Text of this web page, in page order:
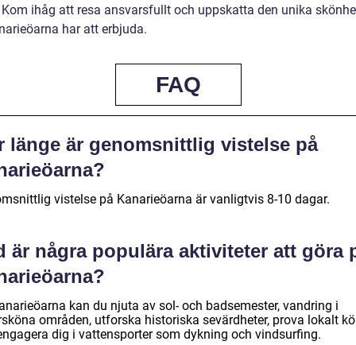
ihåg att resa ansvarsfullt och uppskatta den unika
har att erbjuda.
FAQ
länge är genomsnittlig vistelse på
vistelse på Kanarieöarna är vanligtvis 8-10 dagar.
är några populära aktiviteter att göra
kan du njuta av sol- och badsemester, vandring i
områden, utforska historiska sevärdheter, prova lokalt
dig i vattensporter som dykning och vindsurfing.